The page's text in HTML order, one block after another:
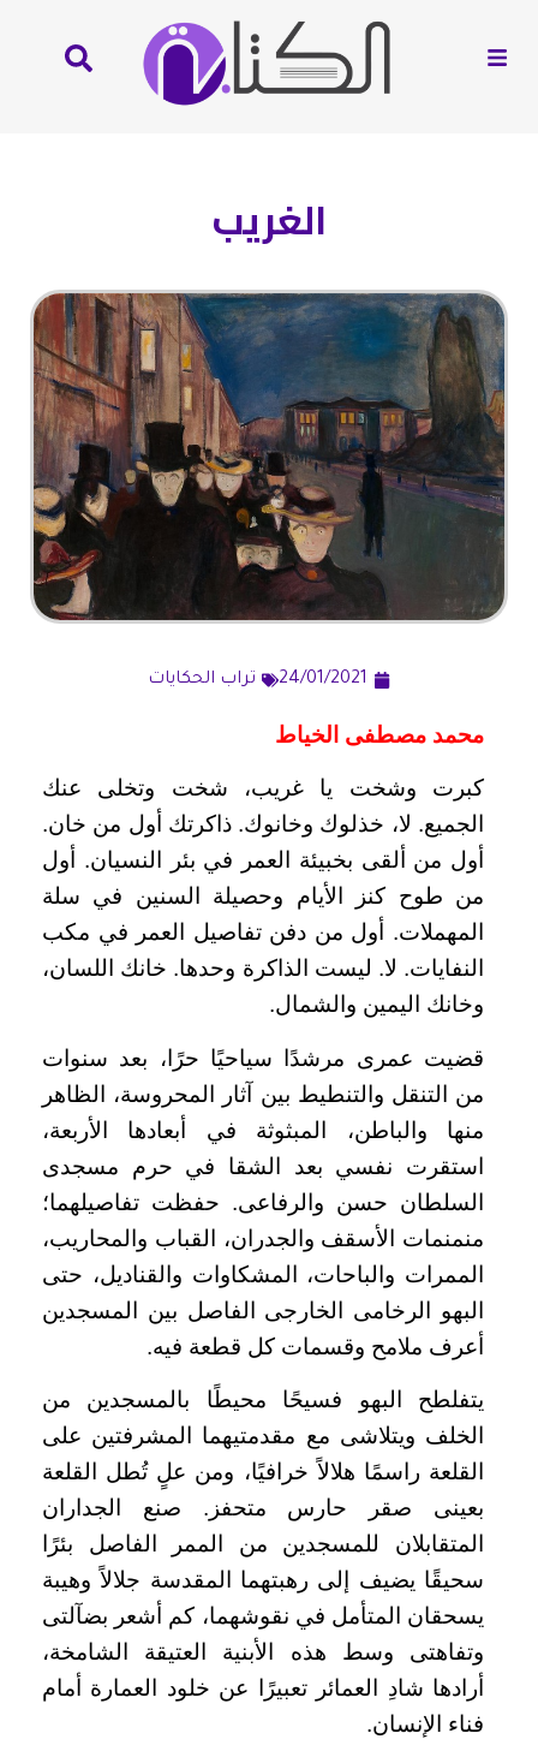
الغريب
24/01/2021 تراب الحكايات
محمد مصطفى الخياط
كبرت وشخت يا غريب، شخت وتخلى عنك
الجميع. لا، خذلوك وخانوك. ذاكرتك أول من خان.
أول من ألقى بخبيئة العمر في بئر النسيان. أول
من طوح كنز الأيام وحصيلة السنين في سلة
المهملات. أول من دفن تفاصيل العمر في مكب
النفايات. لا. ليست الذاكرة وحدها. خانك اللسان،
وخانك اليمين والشمال.
قضيت عمرى مرشدًا سياحيًا حرًا، بعد سنوات
من التنقل والتنطيط بين آثار المحروسة، الظاهر
منها والباطن، المبثوثة في أبعادها الأربعة،
استقرت نفسي بعد الشقا في حرم مسجدى
السلطان حسن والرفاعى. حفظت تفاصيلهما؛
منمنمات الأسقف والجدران، القباب والمحاريب،
الممرات والباحات، المشكاوات والقناديل، حتى
البهو الرخامى الخارجى الفاصل بين المسجدين
أعرف ملامح وقسمات كل قطعة فيه.
يتفلطح البهو فسيحًا محيطًا بالمسجدين من
الخلف ويتلاشى مع مقدمتيهما المشرفتين على
القلعة راسمًا هلالاً خرافيًا، ومن علٍ تُطل القلعة
بعينى صقر حارس متحفز. صنع الجداران
المتقابلان للمسجدين من الممر الفاصل بئرًا
سحيقًا يضيف إلى رهبتهما المقدسة جلالاً وهيبة
يسحقان المتأمل في نقوشهما، كم أشعر بضآلتى
وتفاهتى وسط هذه الأبنية العتيقة الشامخة،
أرادها شادِ العمائر تعبيرًا عن خلود العمارة أمام
فناء الإنسان.